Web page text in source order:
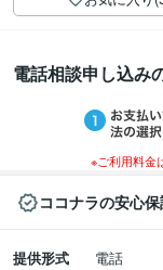
電話相談申し込み
※ご利用料金
ココナラの安心
提供形式
電話